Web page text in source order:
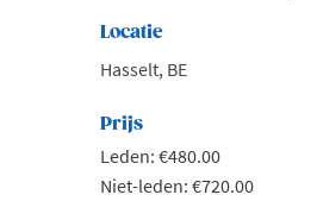
Locatie
Hasselt, BE
Prijs
Leden: €480.00
Niet-leden: €720.00